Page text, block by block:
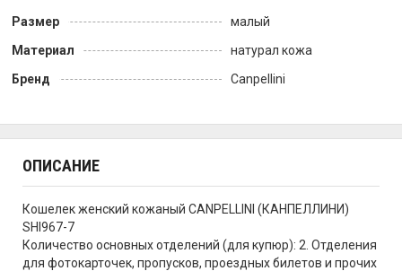
Размер
малый
Материал
натурал кожа
Бренд
Canpellini
ОПИСАНИЕ
Кошелек женский кожаный CANPELLINI (КАНПЕЛЛИНИ)
SHI967-7
Количество основных отделений (для купюр): 2. Отделения
для фотокарточек, пропусков, проездных билетов и прочих